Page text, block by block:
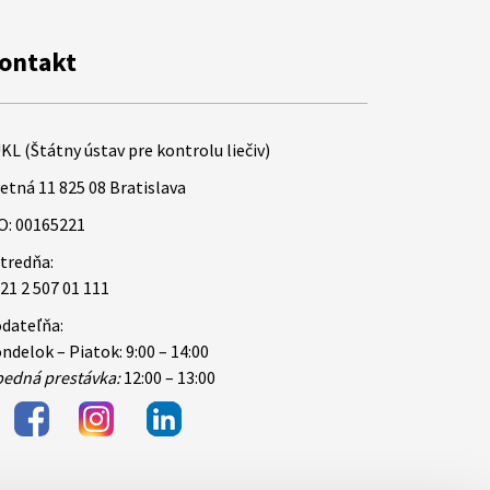
(Štátny ústav pre kontrolu liečiv)
11 825 08 Bratislava
00165221
2 507 01 111
– Piatok: 9:00 – 14:00
prestávka:12:00 – 13:00